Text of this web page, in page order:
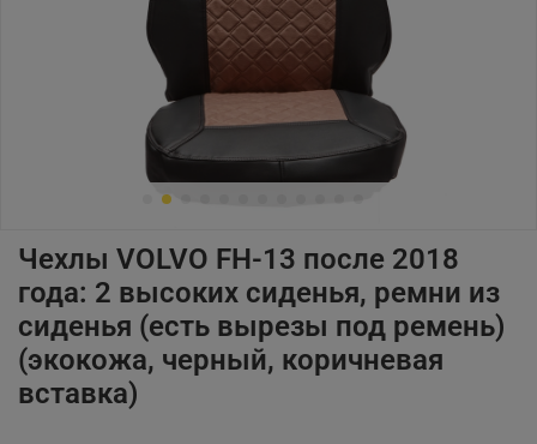
Чехлы VOLVO FH-13 после 2018
года: 2 высоких сиденья, ремни из
сиденья (есть вырезы под ремень)
(экокожа, черный, коричневая
вставка)